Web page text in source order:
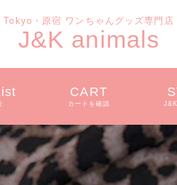
Tokyo・原宿 ワンちゃんグッズ専門店
J&K animals
CART
カートを確認